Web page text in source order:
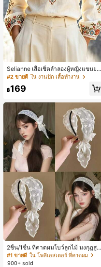
Selianne เสื้อเชิ้ตลำลองผู้หญิงแขนยา
ว คอวีเว้า ลายดอกไม้
#2 ขายดี ใน งานปัก เสื้อทำงาน
฿169
2ชิ้น/1ชิ้น ที่คาดผมโบว์ลูกไม้ มงกุฎสูง
แถบกว้าง สีดำ สีขาว สำหรับใส่ประจำ
วัน กิ๊บติดผม ยางรัดผม (ลายปักดอกไม้
#1 ขายดี ใน โพลีเอสเตอร์ ที่คาดผม
900+ sold